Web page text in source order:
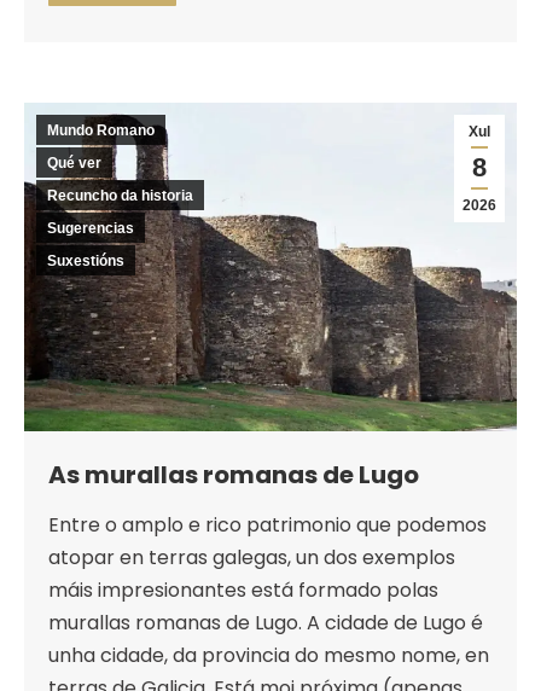
Xul
8
2026
Mundo Romano
Qué ver
Recuncho da historia
Sugerencias
Suxestións
As murallas romanas de Lugo
Entre o amplo e rico patrimonio que podemos
atopar en terras galegas, un dos exemplos
máis impresionantes está formado polas
murallas romanas de Lugo. A cidade de Lugo é
unha cidade, da provincia do mesmo nome, en